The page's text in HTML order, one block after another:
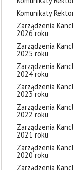
Komunikaty
Zarządzenia
2026 roku
Zarządzenia
2025 roku
Zarządzenia
2024 roku
Zarządzenia
2023 roku
Zarządzenia
2022 roku
Zarządzenia
2021 roku
Zarządzenia
2020 roku
Zarządzenia